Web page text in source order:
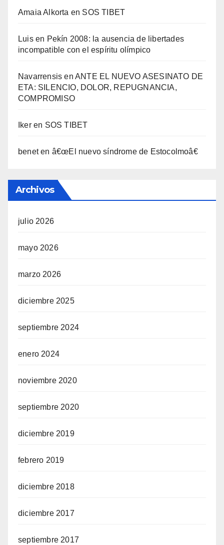
Amaia Alkorta en SOS TIBET
Luisen Pekí­n 2008: la ausencia de libertades
incompatible con el espí­ritu olí­mpico
Navarrensis enANTE EL NUEVO ASESINATO DE
ETA: SILENCIO, DOLOR, REPUGNANCIA,
COMPROMISO
Ikeren SOS TIBET
beneten â€œEl nuevo sí­ndrome de Estocolmoâ€
Archivos
julio 2026
mayo 2026
marzo 2026
diciembre 2025
septiembre 2024
enero 2024
noviembre 2020
septiembre 2020
diciembre 2019
febrero 2019
diciembre 2018
diciembre 2017
septiembre 2017